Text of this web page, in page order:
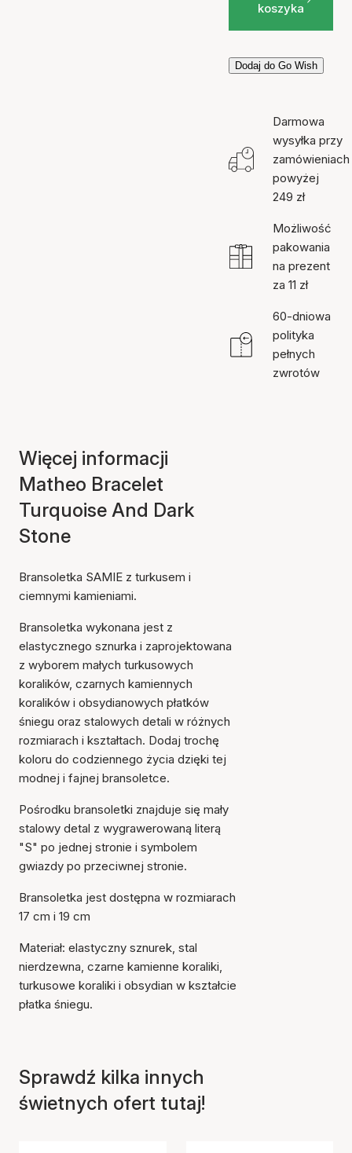
koszyka
Dodaj do Go Wish
Przedmiot został dodany
do koszyka
Darmowa
wysyłka przy
zamówieniach
powyżej
249 zł
Możliwość
pakowania
na prezent
za 11 zł
60-dniowa
polityka
pełnych
zwrotów
Więcej informacji
Matheo Bracelet
Turquoise And Dark
Stone
Bransoletka SAMIE z turkusem i
ciemnymi kamieniami.
Bransoletka wykonana jest z
elastycznego sznurka i zaprojektowana
z wyborem małych turkusowych
koralików, czarnych kamiennych
koralików i obsydianowych płatków
śniegu oraz stalowych detali w różnych
rozmiarach i kształtach. Dodaj trochę
koloru do codziennego życia dzięki tej
modnej i fajnej bransoletce.
Pośrodku bransoletki znajduje się mały
stalowy detal z wygrawerowaną literą
"S" po jednej stronie i symbolem
gwiazdy po przeciwnej stronie.
Bransoletka jest dostępna w rozmiarach
17 cm i 19 cm
Materiał: elastyczny sznurek, stal
nierdzewna, czarne kamienne koraliki,
turkusowe koraliki i obsydian w kształcie
płatka śniegu.
Sprawdź kilka innych
świetnych ofert tutaj!